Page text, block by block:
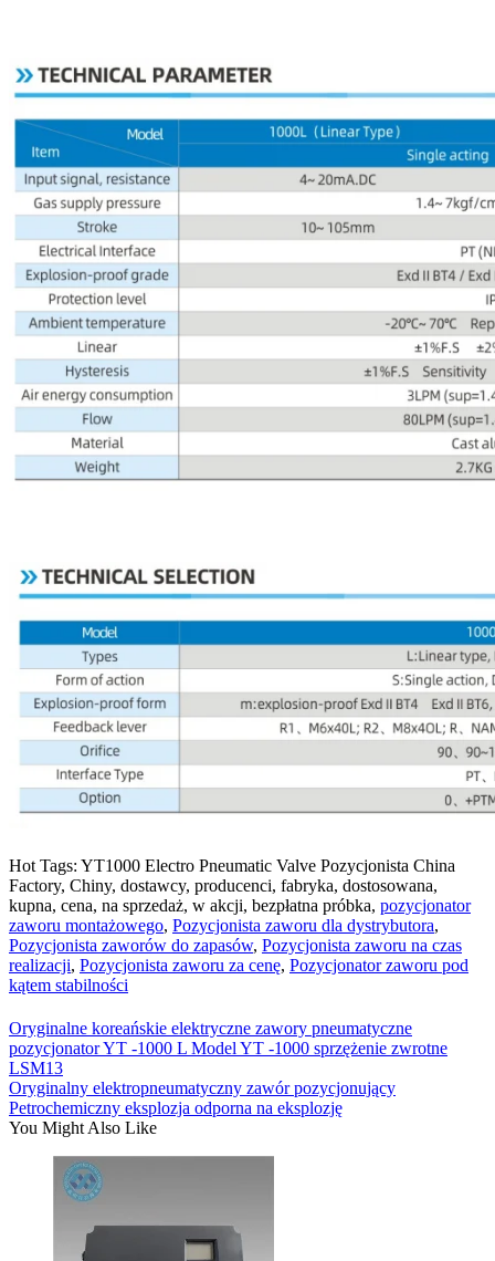
Hot Tags: YT1000 Electro Pneumatic Valve Pozycjonista China
Factory, Chiny, dostawcy, producenci, fabryka, dostosowana,
kupna, cena, na sprzedaż, w akcji, bezpłatna próbka, pozycjonator
zaworu montażowego, Pozycjonista zaworu dla dystrybutora,
Pozycjonista zaworów do zapasów, Pozycjonista zaworu na czas
realizacji, Pozycjonista zaworu za cenę, Pozycjonator zaworu pod
kątem stabilności
Oryginalne koreańskie elektryczne zawory pneumatyczne
pozycjonator YT -1000 L Model YT -1000 sprzężenie zwrotne
LSM13
Oryginalny elektropneumatyczny zawór pozycjonujący
Petrochemiczny eksplozja odporna na eksplozję
You Might Also Like